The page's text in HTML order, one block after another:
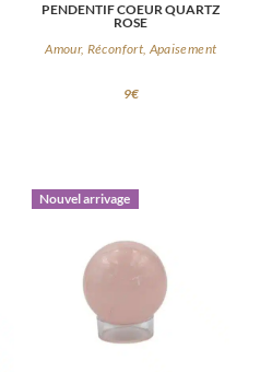
PENDENTIF COEUR QUARTZ
ROSE
Amour, Réconfort, Apaisement
9€
Nouvel arrivage